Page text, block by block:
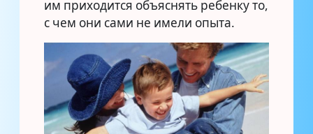
им приходится объяснять ребенку то,
с чем они сами не имели опыта.